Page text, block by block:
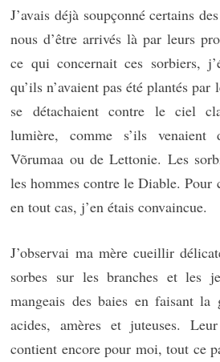
J’avais déjà soupçonné certains
nous d’être arrivés là par leurs
ce qui concernait ces sorbiers,
qu’ils n’avaient pas été plantés
se détachaient contre le ciel
lumière, comme s’ils venaient
Võrumaa ou de Lettonie. Les
les hommes contre le Diable. Pour
en tout cas, j’en étais convaincue.
J’observai ma mère cueillir
sorbes sur les branches et les
mangeais des baies en faisant la
acides, amères et juteuses.
contient encore pour moi, tout ce